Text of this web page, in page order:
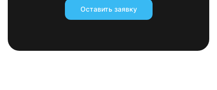
Оставить заявку